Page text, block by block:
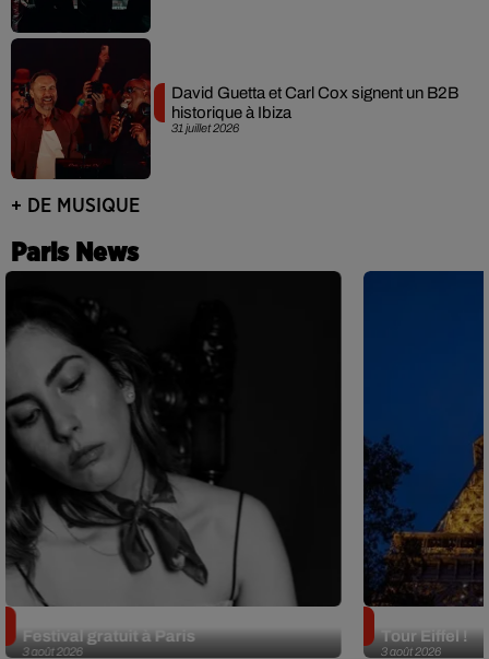
31 juillet 2026
David Guetta et Carl Cox signent un B2B
historique à Ibiza
+ DE MUSIQUE
Paris News
3 août 2026
Festival gratuit à Paris
3 août 2026
Tour Eiffel !